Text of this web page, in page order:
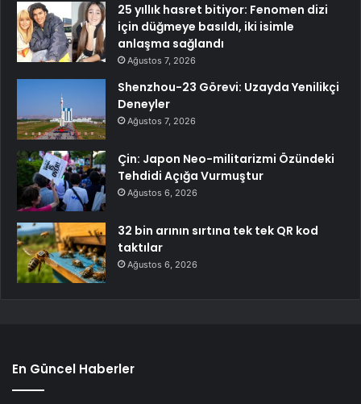
25 yıllık hasret bitiyor: Fenomen dizi
için düğmeye basıldı, iki isimle
anlaşma sağlandı
Ağustos 7, 2026
Shenzhou-23 Görevi: Uzayda Yenilikçi
Deneyler
Ağustos 7, 2026
Çin: Japon Neo-militarizmi Özündeki
Tehdidi Açığa Vurmuştur
Ağustos 6, 2026
32 bin arının sırtına tek tek QR kod
taktılar
Ağustos 6, 2026
En Güncel Haberler